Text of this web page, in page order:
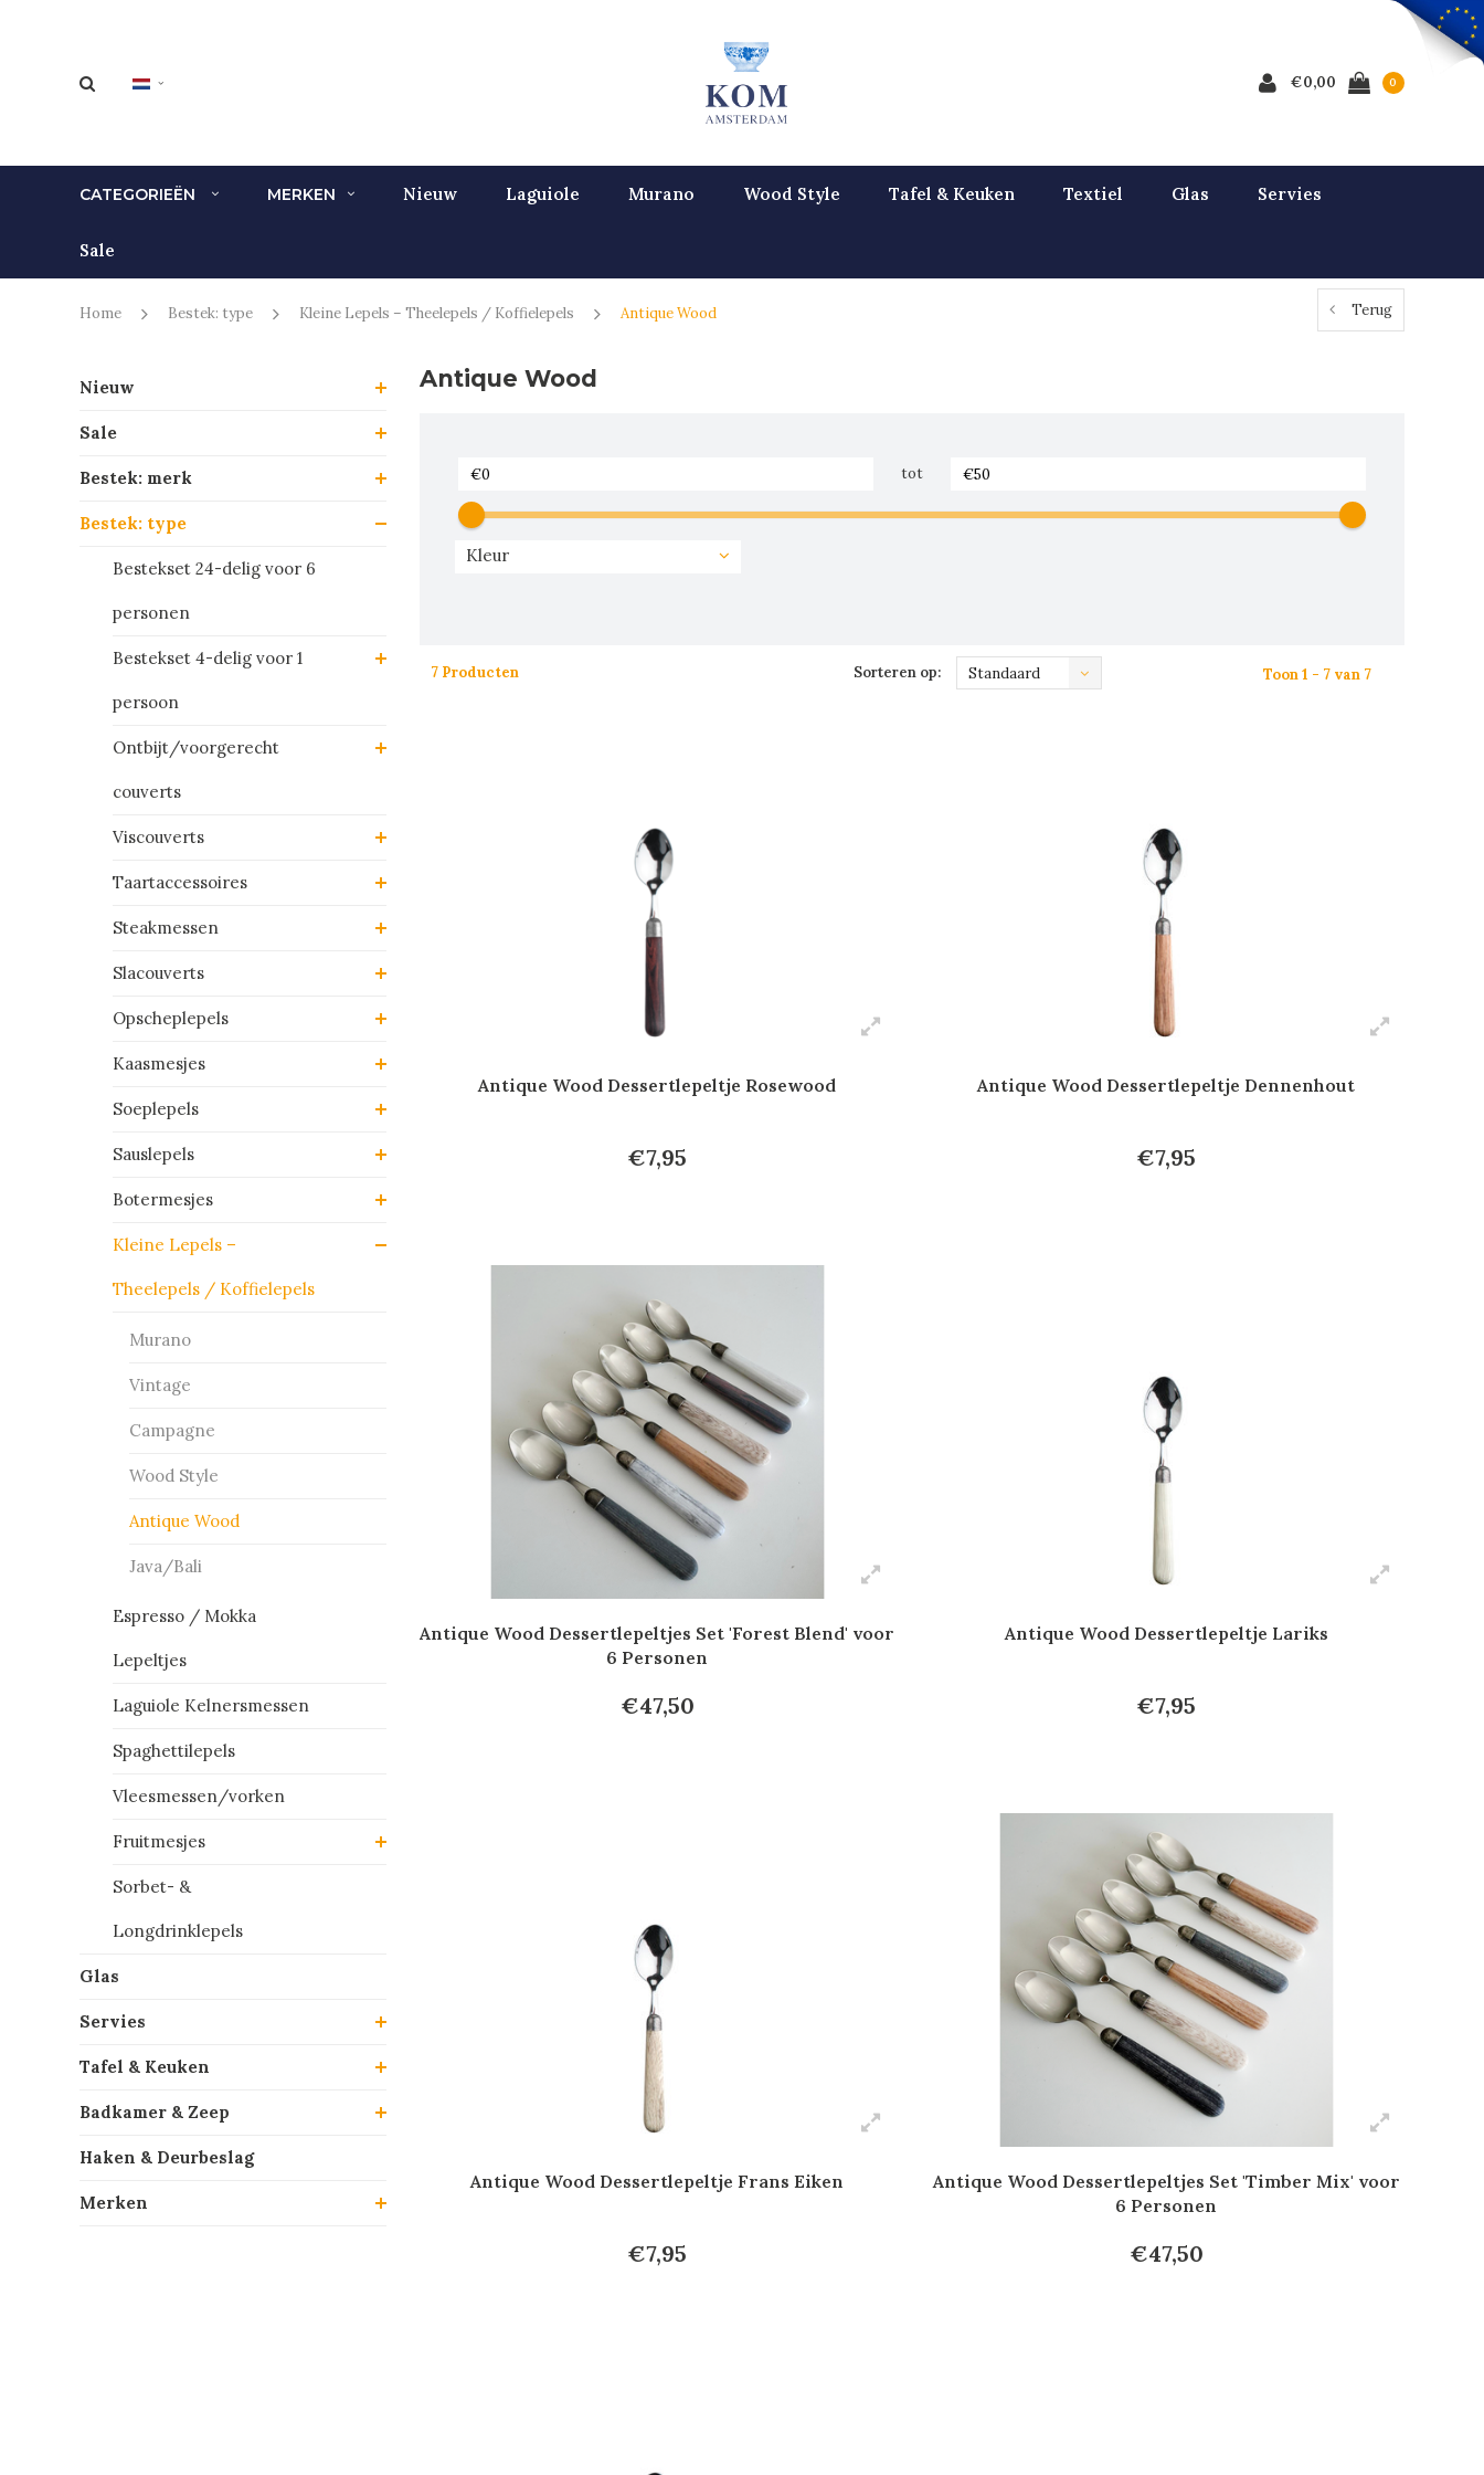
€0,00 0
CATEGORIEËN MERKEN Nieuw Laguiole Murano Wood Style Tafel & Keuken Textiel Glas Servies
Sale
Home Bestek: type Kleine Lepels – Theelepels / Koffielepels Antique Wood Terug
Nieuw
Sale
Bestek: merk
Bestek: type
Bestekset 24-delig voor 6
personen
Bestekset 4-delig voor 1
persoon
Ontbijt/voorgerecht
couverts
Viscouverts
Taartaccessoires
Steakmessen
Slacouverts
Opscheplepels
Kaasmesjes
Soeplepels
Sauslepels
Botermesjes
Kleine Lepels –
Theelepels / Koffielepels
Murano
Vintage
Campagne
Wood Style
Antique Wood
Java/Bali
Espresso / Mokka
Lepeltjes
Laguiole Kelnersmessen
Spaghettilepels
Vleesmessen/vorken
Fruitmesjes
Sorbet- &
Longdrinklepels
Glas
Servies
Tafel & Keuken
Badkamer & Zeep
Haken & Deurbeslag
Merken
Antique Wood
tot
Kleur
7 Producten Sorteren op: Standaard Toon 1 - 7 van 7
Antique Wood Dessertlepeltje Rosewood
€7,95
Antique Wood Dessertlepeltje Dennenhout
€7,95
Antique Wood Dessertlepeltjes Set 'Forest Blend' voor
6 Personen
€47,50
Antique Wood Dessertlepeltje Lariks
€7,95
Antique Wood Dessertlepeltje Frans Eiken
€7,95
Antique Wood Dessertlepeltjes Set 'Timber Mix' voor
6 Personen
€47,50